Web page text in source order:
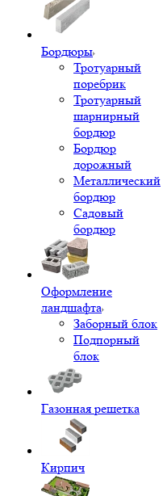
Бордюры
Тротуарный
поребрик
Тротуарный
шарнирный
бордюр
Бордюр
дорожный
Металлический
бордюр
Садовый
бордюр
Оформление
ландшафта
Заборный блок
Подпорный
блок
Газонная решетка
Кирпич